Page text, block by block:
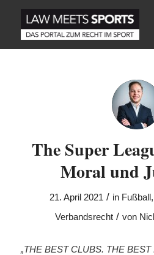
The Super
Moral und
21. April 2021 / in Fußball ,
Verbandsrecht / von
„THE BEST CLUBS. THE